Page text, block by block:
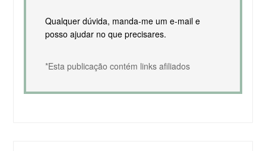
Qualquer dúvida, manda-me um e-mail e
posso ajudar no que precisares.
*Esta publicação contém links afiliados